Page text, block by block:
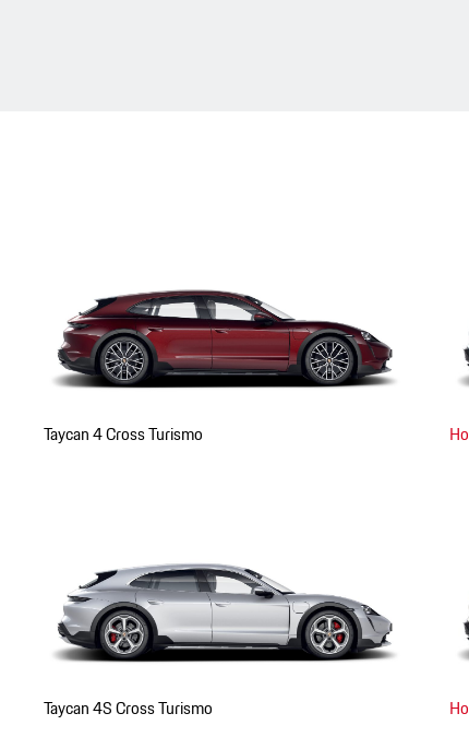
Taycan 4 Cross Turismo
Taycan 4S Cross Turismo